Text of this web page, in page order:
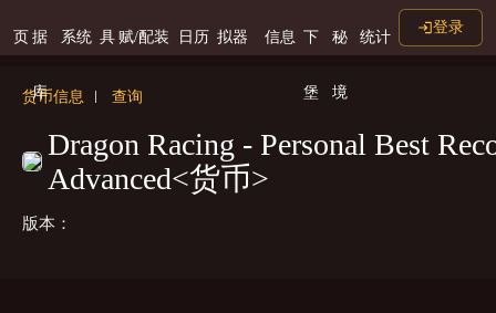
页 据
库
系统 具 赋/配装 日历 拟器 信息 下
堡
秘
境
统计
登录
货币信息 查询
Dragon Racing - Personal Best
Advanced<货币>
版本：